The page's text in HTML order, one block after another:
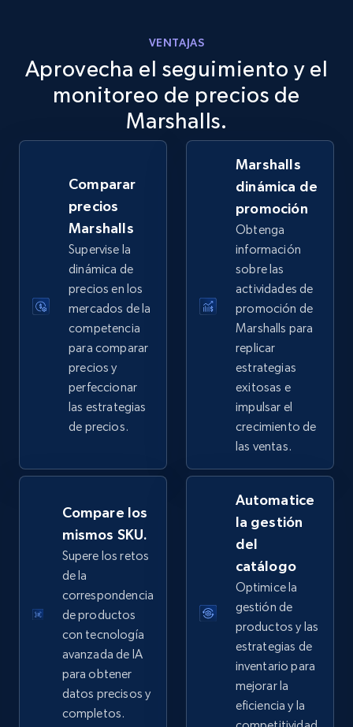
eBay
URL, Product id, Title, Seller name, Seller rating,
Seller reviews, Breadcrumbs, Root category, and
Comenzar ahora
eBay - Gather data on products using
specified keywords
URL, Product id, Title, Seller name, Seller rating,
Seller reviews, Breadcrumbs, Root category, and
2.5K+ Comenzar ahora
eBay - Collect products from shops on eBay
URL, Product id, Title, Seller name, Seller rating,
Seller reviews, Breadcrumbs, Root category, and
2.5K+ 359+ Comenzar ahora
eBay - Collect records by category
URL, Product id, Title, Seller name, Seller rating,
Seller reviews, Breadcrumbs, Root category, and
more.
2.5K+ Comenzar ahora
VENTAJAS
Aprovecha el seguimiento y el
monitoreo de precios de
Marshalls.
Comparar
precios
Marshalls
Supervise la
dinámica de
precios en los
mercados de la
competencia
para comparar
precios y
perfeccionar
las estrategias
de precios.
Marshalls
dinámica de
promoción
Obtenga
información
sobre las
actividades de
promoción de
Marshalls para
replicar
estrategias
exitosas e
impulsar el
crecimiento de
las ventas.
Compare los
mismos SKU.
Supere los retos
de la
correspondencia
de productos
con tecnología
avanzada de IA
para obtener
datos precisos y
completos.
Automatice
la gestión
del
catálogo
Optimice la
gestión de
productos y las
estrategias de
inventario para
mejorar la
eficiencia y la